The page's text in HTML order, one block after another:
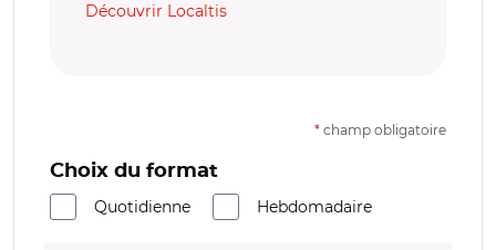
Découvrir Localtis
* champ obligatoire
Choix du format
Quotidienne
Hebdomadaire